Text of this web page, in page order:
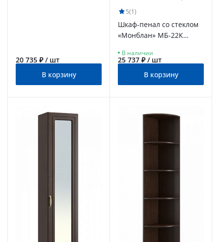
20 735 ₽ / шт
В корзину
5(1)
Шкаф-пенал со стеклом
«Монблан» МБ-22К
В наличии
25 737 ₽ / шт
В корзину